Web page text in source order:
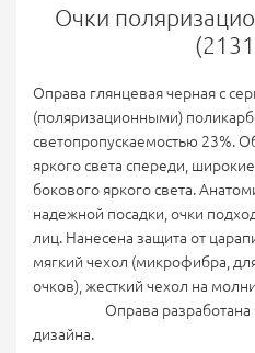
Очки
Оправа глянцевая черная с
(поляризационными)
светопропускаемостью 23%.
яркого света спереди,
бокового яркого света.
надежной посадки, очки
лиц. Нанесена защита от
мягкий чехол (микрофибра,
очков), жесткий чехол
Оправа разработана
дизайна.